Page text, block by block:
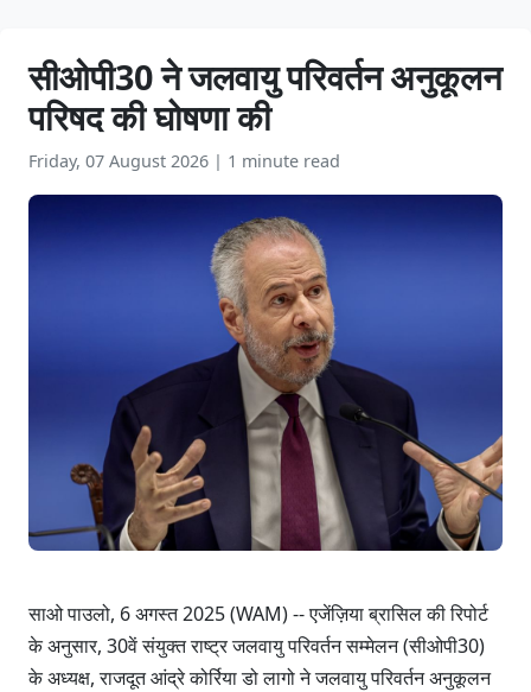
सीओपी30 ने जलवायु परिवर्तन अनुकूलन
परिषद की घोषणा की
Friday, 07 August 2026 | 1 minute read
साओ पाउलो, 6 अगस्त 2025 (WAM) -- एजेंज़िया ब्रासिल की रिपोर्ट
के अनुसार, 30वें संयुक्त राष्ट्र जलवायु परिवर्तन सम्मेलन (सीओपी30)
के अध्यक्ष, राजदूत आंद्रे कोर्रिया डो लागो ने जलवायु परिवर्तन अनुकूलन